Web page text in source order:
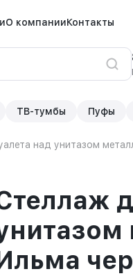
О компанииКонтакты
ТВ-тумбы Пуфы
над унитазом